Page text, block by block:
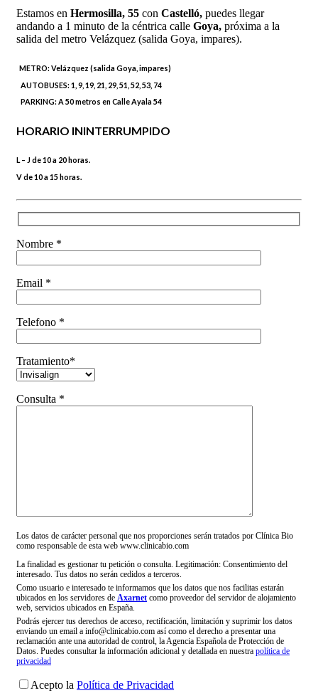
Estamos en Hermosilla, 55 con Castelló, puedes llegar
andando a 1 minuto de la céntrica calle Goya, próxima a la
salida del metro Velázquez (salida Goya, impares).
METRO:Velázquez (salida Goya, impares)
AUTOBUSES:1, 9, 19, 21, 29, 51, 52, 53, 74
PARKING:A 50 metros en Calle Ayala 54
HORARIO ININTERRUMPIDO
L – J de 10 a 20 horas.
V de 10 a 15 horas.
Nombre *
Email *
Telefono *
Tratamiento*
Consulta *
Los datos de carácter personal que nos proporciones serán tratados por Clínica Bio
como responsable de esta web www.clinicabio.com
La finalidad es gestionar tu petición o consulta. Legitimación: Consentimiento del
interesado. Tus datos no serán cedidos a terceros.
Como usuario e interesado te informamos que los datos que nos facilitas estarán
ubicados en los servidores de Axarnet como proveedor del servidor de alojamiento
web, servicios ubicados en España.
Podrás ejercer tus derechos de acceso, rectificación, limitación y suprimir los datos
enviando un email a info@clinicabio.com así como el derecho a presentar una
reclamación ante una autoridad de control, la Agencia Española de Protección de
Datos. Puedes consultar la información adicional y detallada en nuestra política de
privacidad
Acepto la Política de Privacidad